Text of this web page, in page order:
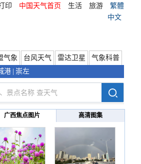
印 中国天气首页 生活 旅游
繁體
中文
气象 台风天气 雷达卫星
气象科普
港 崇左
广西焦点图片 高清图集